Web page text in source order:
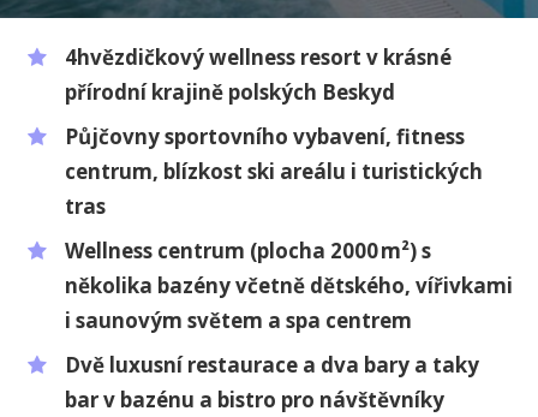
4hvězdičkový wellness resort v krásné
přírodní krajině polských Beskyd
Půjčovny sportovního vybavení, fitness
centrum, blízkost ski areálu i turistických
tras
Wellness centrum (plocha 2000 m²) s
několika bazény včetně dětského, vířivkami
i saunovým světem a spa centrem
Dvě luxusní restaurace a dva bary a taky
bar v bazénu a bistro pro návštěvníky